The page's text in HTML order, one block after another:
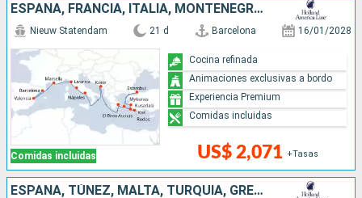
ESPAÑA, FRANCIA, ITALIA, MONTENEGRO, TURQUÍA, GRECIA
Comidas incluidas
Nieuw Statendam 21 d Barcelona 16/01/2028
US$ 2,071 +Tasas
Cocina refinada
Animaciones exclusivas a bordo
Experiencia Premium
Comidas incluidas
ESPAÑA, TÚNEZ, MALTA, TURQUÍA, GRECIA, MARRUECOS, PORTUGAL